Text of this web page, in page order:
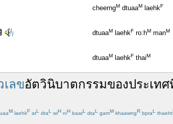
cheerngM dtuaaM laehkF
dtuaaM laehkF ro:hM manM
dtuaaM laehkF thaiM
เลขอัตวินิบาตกรรมของประเทศ
M laehkF atL dtaL wiH niH baatL dtaL gamM khaawngR bpraL thaeht